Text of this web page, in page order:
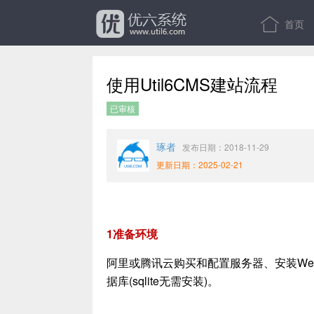
首页
使用Util6CMS建站流程
已审核
琢者 发布日期：2018-11-29
更新日期：2025-02-21
1准备环境
阿里或腾讯云购买和配置服务器、安装
据库(sqlite无需安装)。